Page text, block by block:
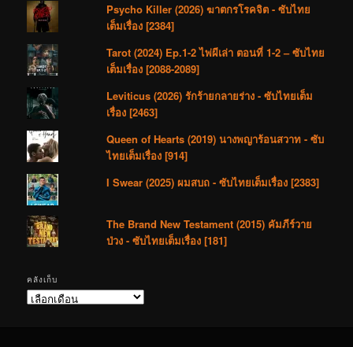
Psycho Killer (2026) ฆาตกรโรคจิต - ซับไทย
เต็มเรื่อง [2384]
Tarot (2024) Ep.1-2 ไพ่ผีเล่า ตอนที่ 1-2 – ซับไทย
เต็มเรื่อง [2088-2089]
Leviticus (2026) รักร้ายกลายร่าง - ซับไทยเต็ม
เรื่อง [2463]
Queen of Hearts (2019) นางพญาร้อนสวาท - ซับ
ไทยเต็มเรื่อง [914]
I Swear (2025) ผมสบถ - ซับไทยเต็มเรื่อง [2383]
The Brand New Testament (2015) คัมภีร์วาย
ป่วง - ซับไทยเต็มเรื่อง [181]
คลังเก็บ
คลัง